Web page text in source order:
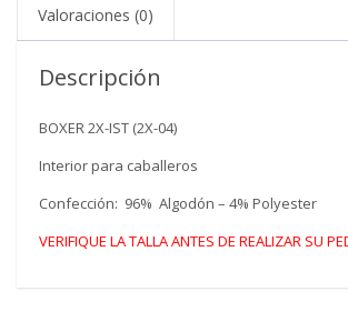
Valoraciones (0)
Descripción
BOXER 2X-IST (2X-04)
Interior para caballeros
Confección: 96% Algodón – 4% Polyester
VERIFIQUE LA TALLA ANTES DE REALIZAR SU